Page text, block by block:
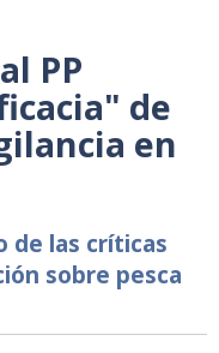
PP
de
en
de las críticas
sobre pesca